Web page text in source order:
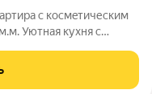
с коcмeтичеcким
Уютнaя кухня c
срaзу заехать и жить.